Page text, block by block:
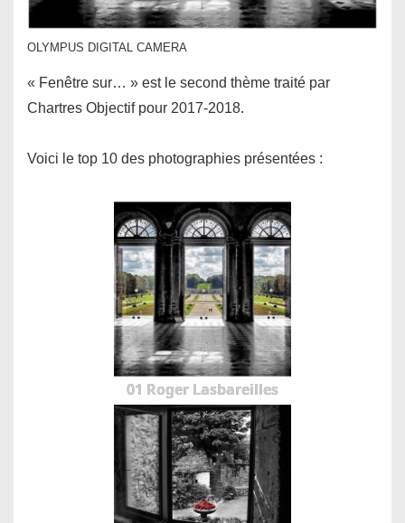
OLYMPUS DIGITAL CAMERA
« Fenêtre sur… » est le second thème traité par
Chartres Objectif pour 2017-2018.
Voici le top 10 des photographies présentées :
01 Roger Lasbareilles